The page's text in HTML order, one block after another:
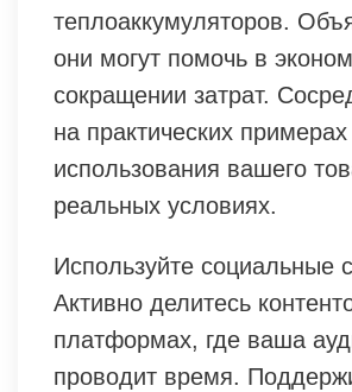
теплоаккумуляторов.
они могут помочь в
сокращении затрат.
на практических
использования вашего
реальных условиях.
Используйте социальные
Активно делитесь
платформах, где ваша
проводит время.